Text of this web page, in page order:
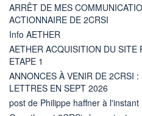
ARRÊT DE MES
ACTIONNAIRE DE 2CRSI
Info AETHER
AETHER ACQUISITION DU
ETAPE 1
ANNONCES À VENIR DE 2CRSI
LETTRES EN SEPT 2026
post de Philippe haffner à